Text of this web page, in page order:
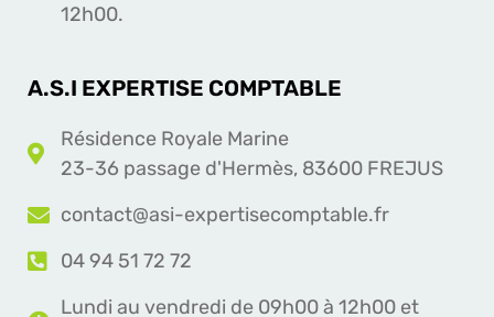
12h00.
A.S.I EXPERTISE COMPTABLE
Résidence Royale Marine
23-36 passage d'Hermès, 83600 FREJUS
contact@asi-expertisecomptable.fr
04 94 51 72 72
Lundi au vendredi de 09h00 à 12h00 et